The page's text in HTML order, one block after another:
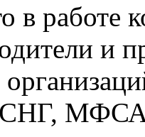
в работе
и
МФСА